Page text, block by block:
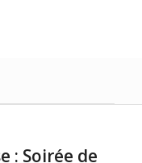
: Soirée de